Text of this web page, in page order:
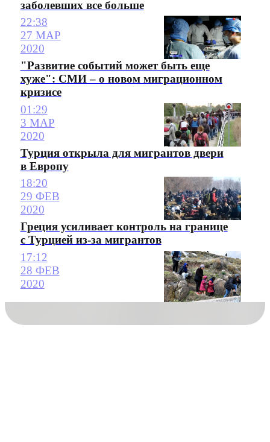
заболевших все больше
22:38
27 МАР
2020
"Развитие событий может быть еще
хуже": СМИ – о новом миграционном
кризисе
01:29
3 МАР
2020
Турция открыла для мигрантов двери
в Европу
18:20
29 ФЕВ
2020
Греция усиливает контроль на границе
с Турцией из-за мигрантов
17:12
28 ФЕВ
2020